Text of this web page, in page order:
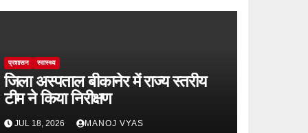
प्रशासन स्वास्थ्य
जिला अस्पताल बीकानेर में राज्य स्तरीय
टीम ने किया निरीक्षण
JUL 18, 2026 MANOJ VYAS